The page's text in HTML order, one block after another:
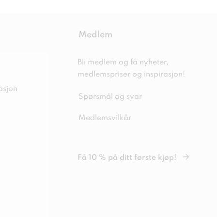
Medlem
Bli medlem og få nyheter,
medlemspriser og inspirasjon!
Spørsmål og svar
Medlemsvilkår
Få 10 % på ditt første kjøp!